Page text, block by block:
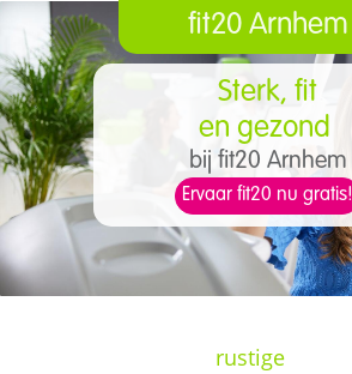
fit20 Arnhem
Sterk, fit
​en gezond
bij fit20 Arnhem
Ervaar fit20 nu gratis!
rustige